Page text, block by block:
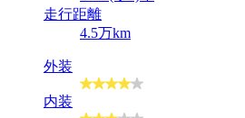
走行距離
4.5万km
外装
内装